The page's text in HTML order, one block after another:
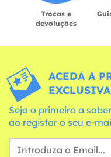
Trocas e
devoluções
ACEDA A
Seja o primeiro a
ao registar o seu e-